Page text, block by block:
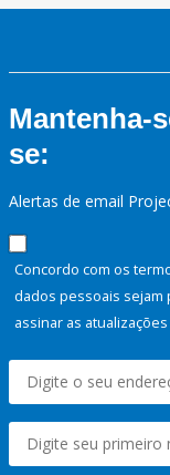
Mantenha-
se:
Alertas de email
Concordo com os
dados pessoais sejam
assinar as